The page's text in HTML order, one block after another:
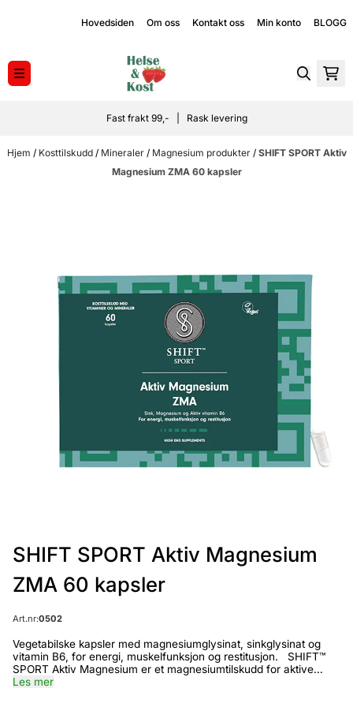
Hopp til innholdHovedsiden Om oss Kontakt oss Min konto BLOGG
Fast frakt 99,- | Rask levering
Hjem / Kosttilskudd / Mineraler / Magnesium produkter / SHIFT SPORT Aktiv
Magnesium ZMA 60 kapsler
SHIFT SPORT Aktiv Magnesium
ZMA 60 kapsler
Art.nr:0502
Vegetabilske kapsler med magnesiumglysinat, sinkglysinat og
vitamin B6, for energi, muskelfunksjon og restitusjon. SHIFT™
SPORT Aktiv Magnesium er et magnesiumtilskudd for aktive
mennesker, tilsatt sink og vitamin B6. Denne kombinasjonen er
Les mer